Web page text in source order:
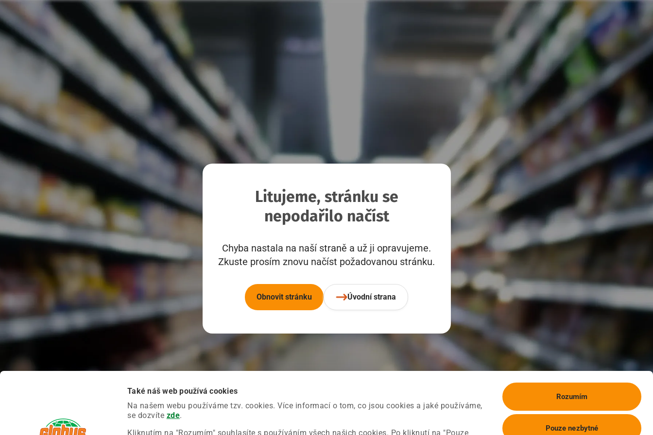
Také náš web používá cookies
Na našem webu používáme tzv. cookies. Více informací o tom, co jsou cookies a jaké používáme,
se dozvíte zde.
Kliknutím na "Rozumím" souhlasíte s používáním všech našich cookies. Po kliknutí na "Pouze
Rozumím
Pouze nezbytné
Litujeme, stránku se
nepodařilo načíst
Chyba nastala na naší straně a už ji opravujeme.
Zkuste prosím znovu načíst požadovanou stránku.
Obnovit stránku Úvodní strana